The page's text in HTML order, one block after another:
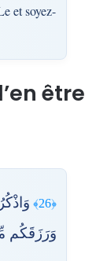
et soyez-
être
﴿26﴾
وَرَزَقَكُم